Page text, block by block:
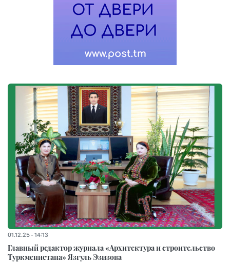
01.12.25 - 14:13
Главный редактор журнала «Архитектура и строительство
Туркменистана» Язгуль Эзизова